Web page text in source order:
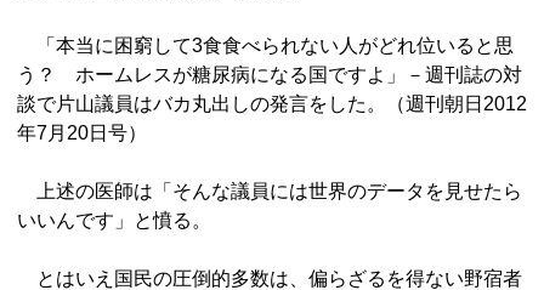
「本当に困窮して3食食べられない人がどれ位いると思
う？ ホームレスが糖尿病になる国ですよ」－週刊誌の対
談で片山議員はバカ丸出しの発言をした。（週刊朝日2012
年7月20日号）
上述の医師は「そんな議員には世界のデータを見せたら
いいんです」と憤る。
とはいえ国民の圧倒的多数は、偏らざるを得ない野宿者